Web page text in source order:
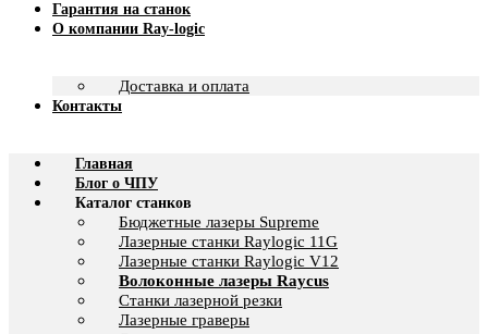
Гарантия на станок
О компании Ray-logic
Доставка и оплата
Контакты
Главная
Блог о ЧПУ
Каталог станков
Бюджетные лазеры Supreme
Лазерные станки Raylogic 11G
Лазерные станки Raylogic V12
Волоконные лазеры Raycus
Станки лазерной резки
Лазерные граверы